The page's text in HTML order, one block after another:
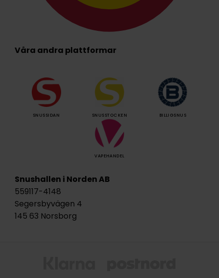
Våra andra plattformar
SNUSSIDAN SNUSSTOCKEN BILLIGSNUS
VAPEHANDEL
Snushallen i Norden AB
559117-4148
Segersbyvägen 4
145 63 Norsborg